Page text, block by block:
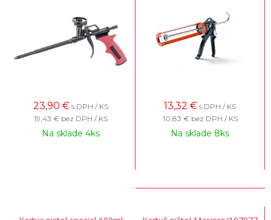
23,90 € s DPH / KS
19,43 € bez DPH / KS
Na sklade 4ks
13,32 € s DPH / KS
10,83 € bez DPH / KS
Na sklade 8ks